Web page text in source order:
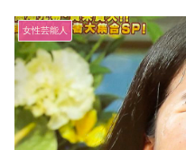
女性芸能人